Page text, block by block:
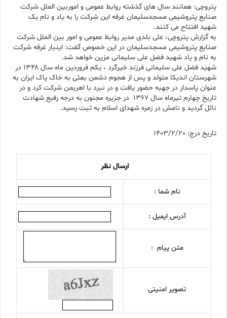
پتروچی: همانند سال های گذشته روابط عمومی و اموربین الملل شرکت
صنایع پتروشیمی مسجدسلیمان غرفه این شرکت را به یاد و نام یک
شهید افتتاح می کنند.
به گزارش پتروچی، علی بلدی مدیر روابط عمومی و امور بین الملل شرکت
صنایع پتروشیمی مسجدسلیمان در این خصوص گفت: اینبار غرفه شرکت
به نام و یاد شهید فضل علی سلیمانی مزین خواهد شد.
شهید فضل علی سلیمانی فرزند خیرگرد ، یکم فروردین ماه سال ۱۳۴۸ در
شهرستان اندیکا متولد و پس از هجوم دشمن بعثی به خاک پاک ایران به
عنوان پاسدار در جهبه حضور یافت و در نبرد با اهریمن شرکت کرد و در
تاریخ چهارم تیرماه سال ۱۳۶۷ در جزیره مجنون به درجه رفیع شهادت
نائل گردید و نامش در زمره شهدای اسلام به ثبت رسید.
تاریخ درج: 1403/2/20
ارسال نظر
نام شما :
آدرس ایمیل :
متن پیام :
تصویر امنیتی